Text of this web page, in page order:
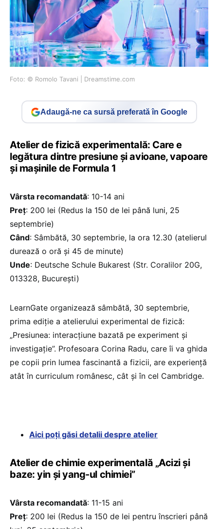
Foto: © Romolo Tavani | Dreamstime.com
Adaugă-ne ca sursă preferată în Google
Atelier de fizică experimentală: Care e
legătura dintre presiune și avioane, vapoare
și mașinile de Formula 1
Vârsta recomandată: 10-14 ani
Preț: 200 lei (Redus la 150 de lei până luni, 25
septembrie)
Când: Sâmbătă, 30 septembrie, la ora 12.30 (atelierul
durează o oră și 45 de minute)
Unde: Deutsche Schule Bukarest (Str. Coralilor 20G,
013328, Bucureşti)
LearnGate organizează sâmbătă, 30 septembrie,
prima ediție a atelierului experimental de fizică:
„Presiunea: interacțiune bazată pe experiment şi
investigaţie”. Profesoara Corina Radu, care îi va ghida
pe copii prin lumea fascinantă a fizicii, are experienţă
atât în curriculum românesc, cât şi în cel Cambridge.
Aici poți găsi detalii despre atelier
Atelier de chimie experimentală „Acizi și
baze: yin şi yang-ul chimiei”
Vârsta recomandată: 11-15 ani
Preț: 200 lei (Redus la 150 de lei pentru înscrieri până